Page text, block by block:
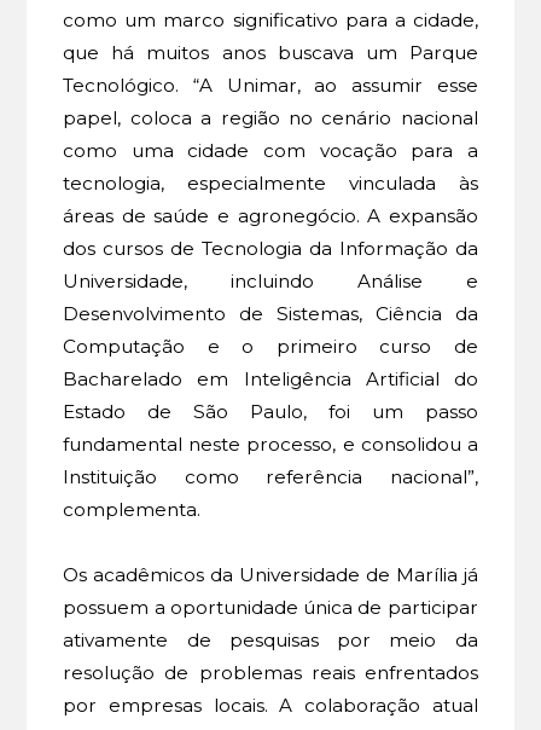
como um marco significativo para a cidade,
que há muitos anos buscava um Parque
Tecnológico. “A Unimar, ao assumir esse
papel, coloca a região no cenário nacional
como uma cidade com vocação para a
tecnologia, especialmente vinculada às
áreas de saúde e agronegócio. A expansão
dos cursos de Tecnologia da Informação da
Universidade, incluindo Análise e
Desenvolvimento de Sistemas, Ciência da
Computação e o primeiro curso de
Bacharelado em Inteligência Artificial do
Estado de São Paulo, foi um passo
fundamental neste processo, e consolidou a
Instituição como referência nacional”,
complementa.
Os acadêmicos da Universidade de Marília já
possuem a oportunidade única de participar
ativamente de pesquisas por meio da
resolução de problemas reais enfrentados
por empresas locais. A colaboração atual